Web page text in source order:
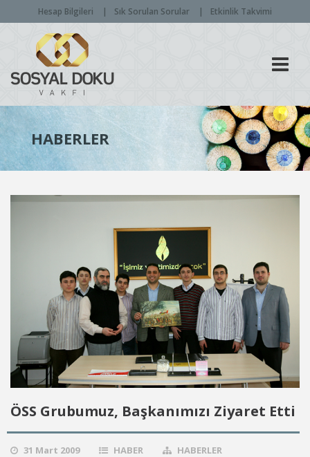
Hesap Bilgileri Sık Sorulan Sorular Etkinlik Takvimi
HABERLER
ÖSS Grubumuz, Başkanımızı Ziyaret Etti
31 Mart 2009 HABER HABERLER